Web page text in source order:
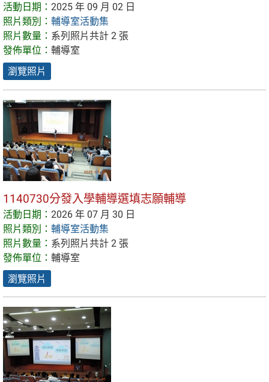
活動日期： 2025 年 09 月 02 日
照片類別： 輔導室活動集
照片數量： 系列照片共計 2 張
發佈單位： 輔導室
瀏覽照片
1140730分發入學輔導選填志願輔導
活動日期： 2026 年 07 月 30 日
照片類別： 輔導室活動集
照片數量： 系列照片共計 2 張
發佈單位： 輔導室
瀏覽照片